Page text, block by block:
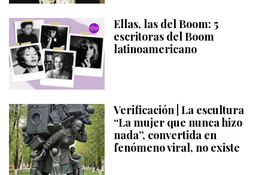
Ellas, las del Boom: 5
escritoras del Boom
latinoamericano
Verificación | La escultura
“La mujer que nunca hizo
nada”, convertida en
fenómeno viral, no existe